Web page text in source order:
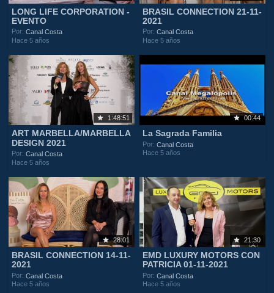
LONG LIFE CORPORATION -
EVENTO
Por:Canal Costa
Hace 5 años
BRASIL CONNECTION 21-11-
2021
Por:Canal Costa
Hace 5 años
1:48:51
ART MARBELLA/MARBELLA
DESIGN 2021
Por:Canal Costa
Hace 5 años
00:44
La Sagrada Familia
Por:Canal Costa
Hace 5 años
28:01
BRASIL CONNECTION 14-11-
2021
Por:Canal Costa
Hace 5 años
21:30
EMD LUXURY MOTORS CON
PATRICIA 01-11-2021
Por:Canal Costa
Hace 5 años